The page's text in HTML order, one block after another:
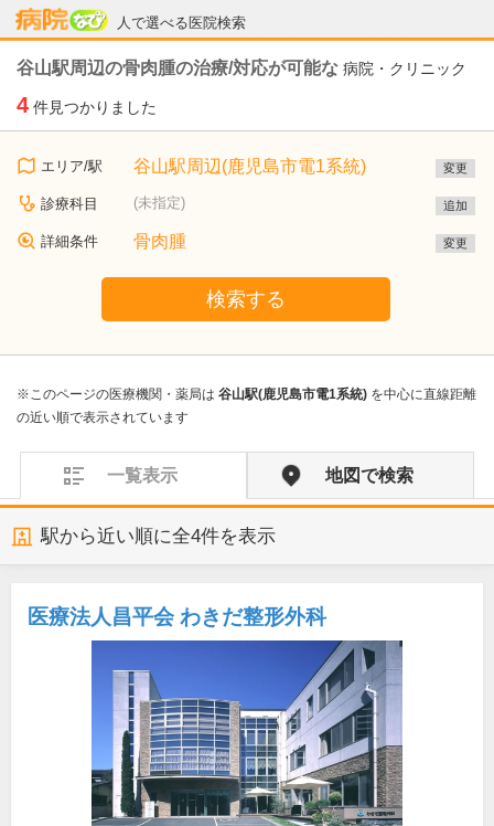
人で選べる医院検索
病院なび
谷山駅周辺の骨肉腫の治療/対応が可能な 病院・クリニック
4 件見つかりました
エリア/駅 谷山駅周辺(鹿児島市電1系統) 変更
診療科目 (未指定) 追加
詳細条件 骨肉腫 変更
検索する
※このページの医療機関・薬局は 谷山駅(鹿児島市電1系統) を中心に直線距離
の近い順で表示されています
一覧表示 地図で検索
駅から近い順に全4件を表示
医療法人昌平会 わきだ整形外科